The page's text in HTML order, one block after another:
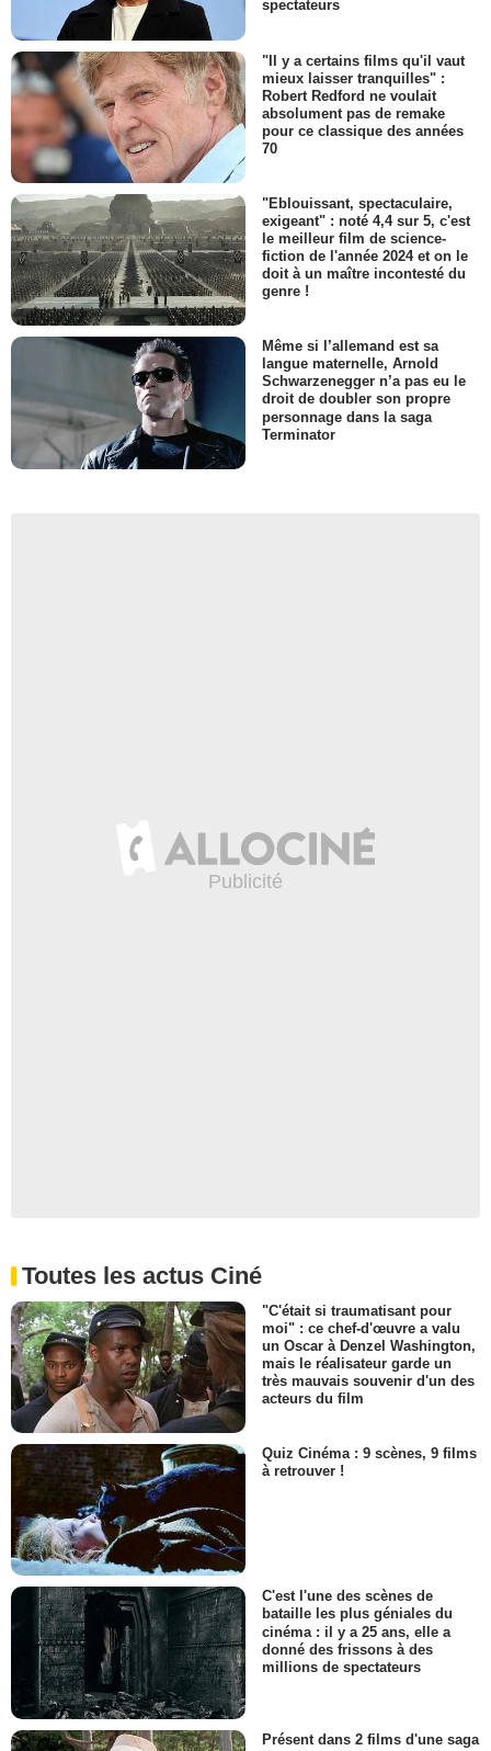
spectateurs
"Il y a certains films qu'il vaut
mieux laisser tranquilles" :
Robert Redford ne voulait
absolument pas de remake
pour ce classique des années
70
"Eblouissant, spectaculaire,
exigeant" : noté 4,4 sur 5, c'est
le meilleur film de science-
fiction de l'année 2024 et on le
doit à un maître incontesté du
genre !
Même si l’allemand est sa
langue maternelle, Arnold
Schwarzenegger n’a pas eu le
droit de doubler son propre
personnage dans la saga
Terminator
Toutes les actus Ciné
"C'était si traumatisant pour
moi" : ce chef-d'œuvre a valu
un Oscar à Denzel Washington,
mais le réalisateur garde un
très mauvais souvenir d'un des
acteurs du film
Quiz Cinéma : 9 scènes, 9 films
à retrouver !
C'est l'une des scènes de
bataille les plus géniales du
cinéma : il y a 25 ans, elle a
donné des frissons à des
millions de spectateurs
Présent dans 2 films d'une saga